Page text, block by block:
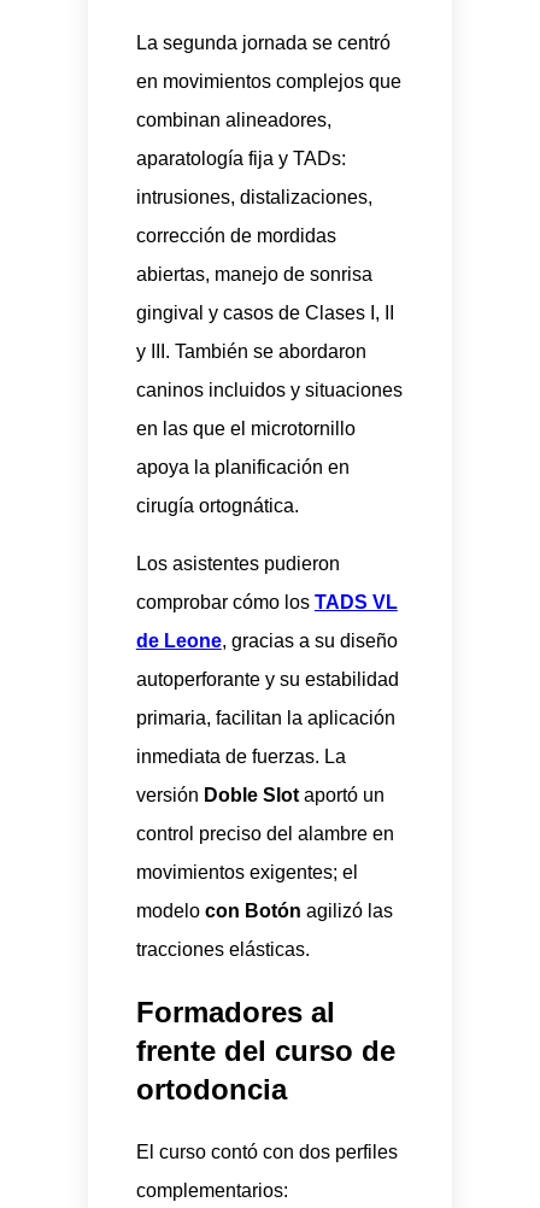
La segunda jornada se centró
en movimientos complejos que
combinan alineadores,
aparatología fija y TADs:
intrusiones, distalizaciones,
corrección de mordidas
abiertas, manejo de sonrisa
gingival y casos de Clases I, II
y III. También se abordaron
caninos incluidos y situaciones
en las que el microtornillo
apoya la planificación en
cirugía ortognática.
Los asistentes pudieron
comprobar cómo los TADS VL
de Leone, gracias a su diseño
autoperforante y su estabilidad
primaria, facilitan la aplicación
inmediata de fuerzas. La
versión Doble Slotaportó un
control preciso del alambre en
movimientos exigentes; el
modelo con Botón agilizó las
tracciones elásticas.
Formadores al
frente del curso de
ortodoncia
El curso contó con dos perfiles
complementarios: